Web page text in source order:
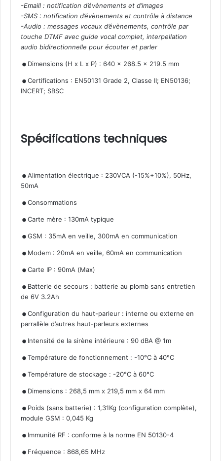
-Emaill : notification d’évènements et d’images
-SMS : notification d’évènements et contrôle à distance
-Audio : messages vocaux d’évènements, contrôle par
touche DTMF avec guide vocal complet, interpellation
audio bidirectionnelle pour écouter et parler
.Dimensions (H x L x P) : 640 x 268.5 x 219.5 mm
.Certifications : EN50131 Grade 2, Classe II; EN50136;
INCERT; SBSC
Spécifications techniques
.Alimentation électrique : 230VCA (-15%+10%), 50Hz,
50mA
.Consommations
.Carte mère : 130mA typique
.GSM : 35mA en veille, 300mA en communication
. Modem : 20mA en veille, 60mA en communication
.Carte IP : 90mA (Max)
. Batterie de secours : batterie au plomb sans entretien
de 6V 3.2Ah
.Configuration du haut-parleur : interne ou externe en
parrallèle d’autres haut-parleurs externes
.Intensité de la sirène intérieure : 90 dBA @ 1m
.Température de fonctionnement : -10°C à 40°C
.Température de stockage : -20°C à 60°C
. Dimensions : 268,5 mm x 219,5 mm x 64 mm
. Poids (sans batterie) : 1,31Kg (configuration complète),
module GSM : 0,045 Kg
.Immunité RF : conforme à la norme EN 50130-4
. Fréquence : 868,65 MHz